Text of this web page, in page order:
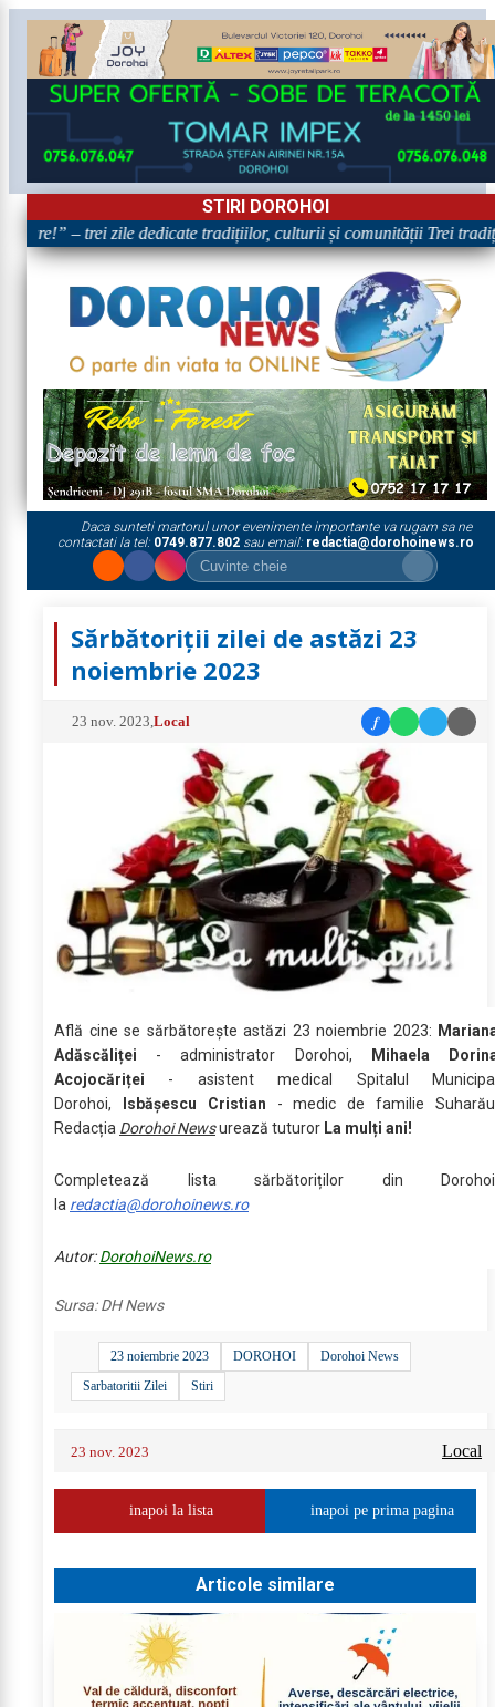
STIRI DOROHOI
– trei zile dedicate tradițiilor, culturii și comunității Trei
Daca sunteti martorul unor evenimente importante va rugam sa ne
contactati la tel: 0749.877.802sau email: redactia@dorohoinews.ro
Sărbătoriții zilei de astăzi 23
noiembrie 2023
23 nov. 2023 ,Local f
Află cine se sărbătoreşte astăzi 23 noiembrie 2023:
Adăscăliței - administrator Dorohoi,
Mihaela
Acojocăriței - asistent medical Spitalul
Dorohoi,
Isbășescu Cristian - medic de familie
Redacția Dorohoi Newsurează tuturor La mulți ani!
Completează lista sărbătoriților din
la redactia@dorohoinews.ro
Autor:DorohoiNews.ro
Sursa:DH News
23 noiembrie 2023 DOROHOI
Dorohoi News
Sarbatoritii Zilei
Stiri
23 nov. 2023 Local
inapoi la lista inapoi pe prima pagina
Articole similare